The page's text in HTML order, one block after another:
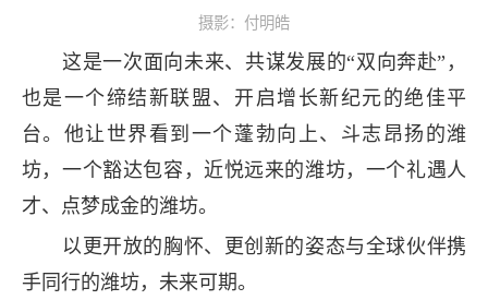
摄影：付明皓
这是一次面向未来、共谋发展的“双向奔赴”，
也是一个缔结新联盟、开启增长新纪元的绝佳平
台。他让世界看到一个蓬勃向上、斗志昂扬的潍
坊，一个豁达包容，近悦远来的潍坊，一个礼遇人
才、点梦成金的潍坊。
以更开放的胸怀、更创新的姿态与全球伙伴携
手同行的潍坊，未来可期。